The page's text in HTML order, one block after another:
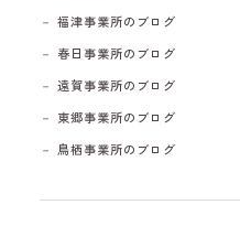
－ 福津事業所のブログ
－ 春日事業所のブログ
－ 遠賀事業所のブログ
－ 東郷事業所のブログ
－ 鳥栖事業所のブログ